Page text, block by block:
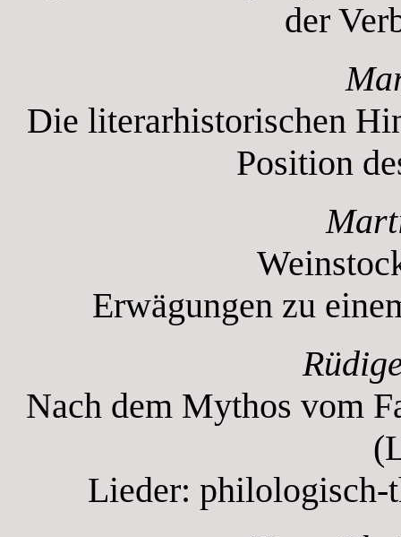
Die literarhistorischen
Position
Erwägungen zu
Nach dem Mythos vom
Lieder: philologisch-